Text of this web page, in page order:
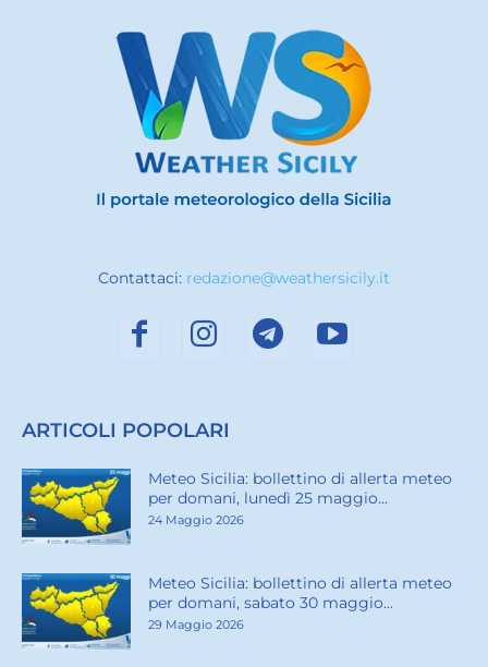
Contattaci: redazione@weathersicily.it
ARTICOLI POPOLARI
Meteo Sicilia: bollettino di allerta meteo
per domani, lunedì 25 maggio...
24 Maggio 2026
Meteo Sicilia: bollettino di allerta meteo
per domani, sabato 30 maggio...
29 Maggio 2026